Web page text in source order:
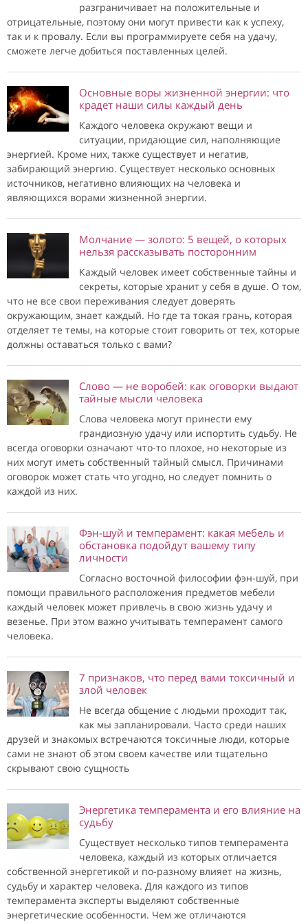
разграничивает на положительные и
отрицательные, поэтому они могут привести как к успеху,
так и к провалу. Если вы программируете себя на удачу,
сможете легче добиться поставленных целей.
Основные воры жизненной энергии: что
крадет наши силы каждый день
Каждого человека окружают вещи и
ситуации, придающие сил, наполняющие
энергией. Кроме них, также существует и негатив,
забирающий энергию. Существует несколько основных
источников, негативно влияющих на человека и
являющихся ворами жизненной энергии.
Молчание — золото: 5 вещей, о которых
нельзя рассказывать посторонним
Каждый человек имеет собственные тайны и
секреты, которые хранит у себя в душе. О том,
что не все свои переживания следует доверять
окружающим, знает каждый. Но где та токая грань, которая
отделяет те темы, на которые стоит говорить от тех, которые
должны оставаться только с вами?
Слово — не воробей: как оговорки выдают
тайные мысли человека
Слова человека могут принести ему
грандиозную удачу или испортить судьбу. Не
всегда оговорки означают что-то плохое, но некоторые из
них могут иметь собственный тайный смысл. Причинами
оговорок может стать что угодно, но следует помнить о
каждой из них.
Фэн-шуй и темперамент: какая мебель и
обстановка подойдут вашему типу
личности
Согласно восточной философии фэн-шуй, при
помощи правильного расположения предметов мебели
каждый человек может привлечь в свою жизнь удачу и
везенье. При этом важно учитывать темперамент самого
человека.
7 признаков, что перед вами токсичный и
злой человек
Не всегда общение с людьми проходит так,
как мы запланировали. Часто среди наших
друзей и знакомых встречаются токсичные люди, которые
сами не знают об этом своем качестве или тщательно
скрывают свою сущность
Энергетика темперамента и его влияние на
судьбу
Существует несколько типов темперамента
человека, каждый из которых отличается
собственной энергетикой и по-разному влияет на жизнь,
судьбу и характер человека. Для каждого из типов
темперамента эксперты выделяют собственные
энергетические особенности. Чем же отличаются